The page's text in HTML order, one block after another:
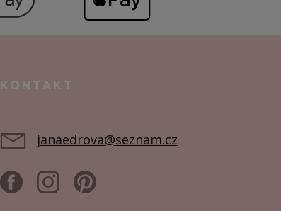
KONTAKT
janaedrova@seznam.cz